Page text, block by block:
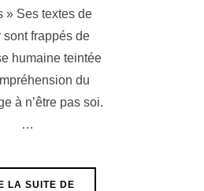
» Ses textes de
sont frappés de
humaine teintée
du
à n’être pas soi.
…
LA SUITE DE